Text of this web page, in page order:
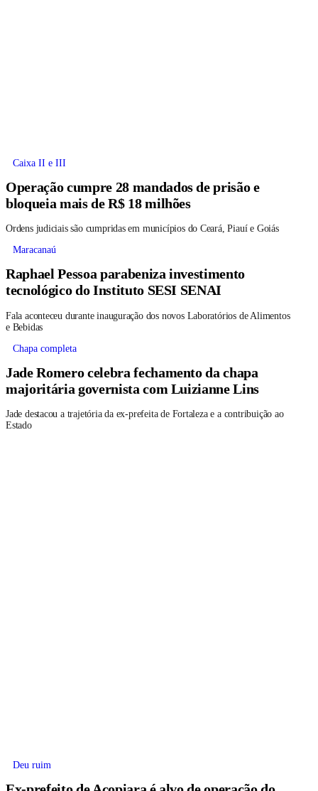
Caixa II e III
Operação cumpre 28 mandados de prisão e
bloqueia mais de R$ 18 milhões
Ordens judiciais são cumpridas em municípios do Ceará, Piauí e Goiás
Maracanaú
Raphael Pessoa parabeniza investimento
tecnológico do Instituto SESI SENAI
Fala aconteceu durante inauguração dos novos Laboratórios de Alimentos
e Bebidas
Chapa completa
Jade Romero celebra fechamento da chapa
majoritária governista com Luizianne Lins
Jade destacou a trajetória da ex-prefeita de Fortaleza e a contribuição ao
Estado
Deu ruim